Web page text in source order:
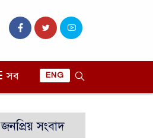
সব ENG
জনপ্রিয় সংবাদ